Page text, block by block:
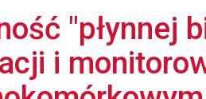
"płynnej
i